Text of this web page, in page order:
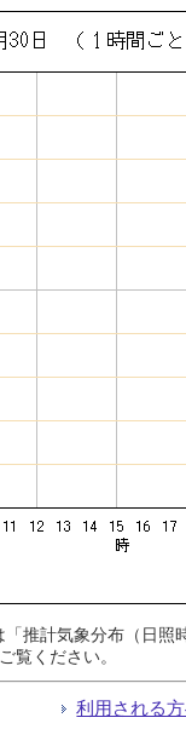
推計気象分布（日
覧ください。
利用される